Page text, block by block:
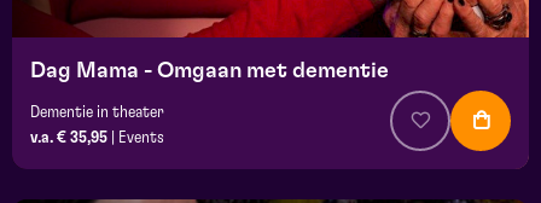
Dag Mama - Omgaan met dementie
Dementie in theater
v.a. € 35,95
Events